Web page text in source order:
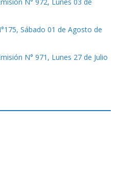
Sábado 01 de Agosto de
N° 971, Lunes 27 de Julio